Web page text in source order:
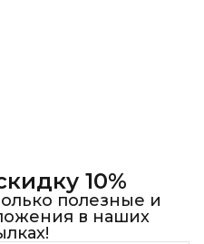
10%
полезные и
в наших